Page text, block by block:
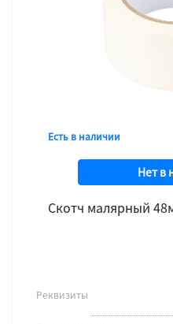
Есть в наличии
Нет в
Скотч малярный
Реквизиты